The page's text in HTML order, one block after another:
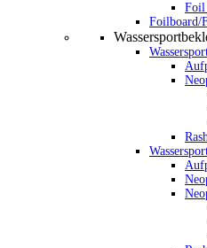
Foil
Foilboard/